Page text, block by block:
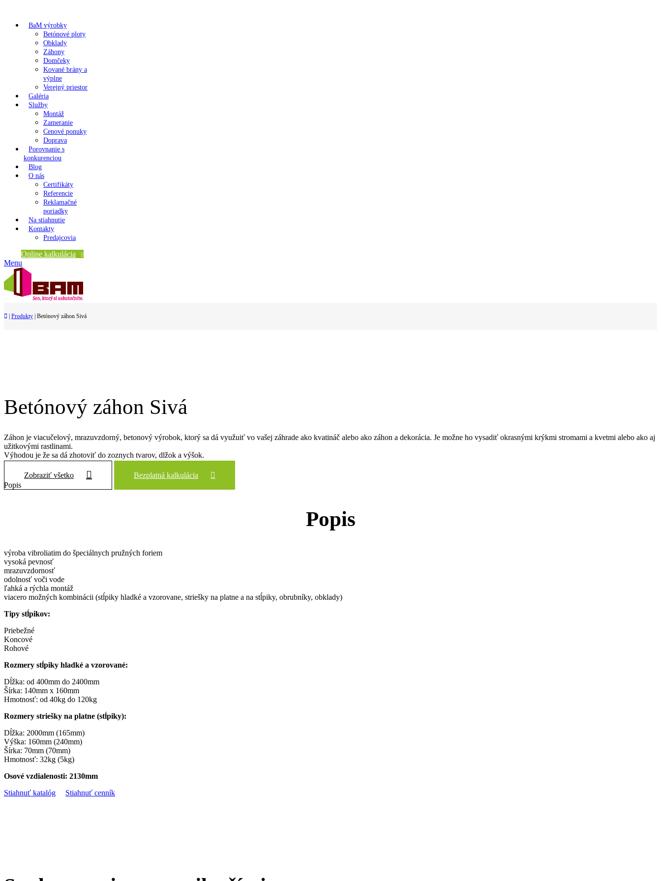
BaM výrobky
Betónové ploty
Obklady
Záhony
Domčeky
Kované brány a
výplne
Verejný priestor
Galéria
Služby
Montáž
Zameranie
Cenové ponuky
Doprava
Porovnanie s
konkurenciou
Blog
O nás
Certifikáty
Referencie
Reklamačné
poriadky
Na stiahnutie
Kontakty
Predajcovia
Online kalkulácia
Menu
Produkty Betónový záhon Sivá
Betónový záhon Sivá
Záhon je viacučelový, mrazuvzdorný, betonový výrobok, ktorý sa dá využuiť vo vašej záhrade ako kvatináč alebo ako záhon a dekorácia. Je možne ho vysadiť okrasnými krýkmi stromami a kvetmi alebo ako aj
užitkovými rastlinami.
Výhodou je že sa dá zhotoviť do zoznych tvarov, dlžok a výšok.
Zobraziť všetko
Bezplatná kalkulácia
Popis
Popis
výroba vibroliatim do špeciálnych pružných foriem
vysoká pevnosť
mrazuvzdornosť
odolnosť voči vode
ľahká a rýchla montáž
viacero možných kombinácii (stĺpiky hladké a vzorovane, striešky na platne a na stĺpiky, obrubníky, obklady)
Tipy stĺpikov:
Priebežné
Koncové
Rohové
Rozmery stĺpiky hladké a vzorované:
Dĺžka: od 400mm do 2400mm
Šírka: 140mm x 160mm
Hmotnosť: od 40kg do 120kg
Rozmery striešky na platne (stĺpiky):
Dĺžka: 2000mm (165mm)
Výška: 160mm (240mm)
Šírka: 70mm (70mm)
Hmotnosť: 32kg (5kg)
Osové vzdialenosti: 2130mm
Stiahnuť katalóg
Stiahnuť cenník